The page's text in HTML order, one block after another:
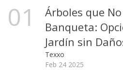
01
Árboles que
Banqueta:
Jardín sin
Texxo
Feb 24 2025